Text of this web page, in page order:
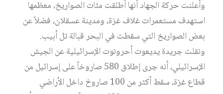
وأعلنت حركة الجهاد أنها أطلقت مئات الصواريخ، معظمها
استهدف مستعمرات غلاف غزة، ومدينة عسقلان، فضلاً عن
بعض الصواريخ التي سقطت في البحر قبالة تل أبيب.
ونقلت جريدة يديعوت أحرونوت الإسرائيلية عن الجيش
الإسرائيلي، أنه جرى إطلاق 580 صاروخاً على إسرائيل من
قطاع غزة، سقط أكثر من 100 صاروخ داخل الأراضي